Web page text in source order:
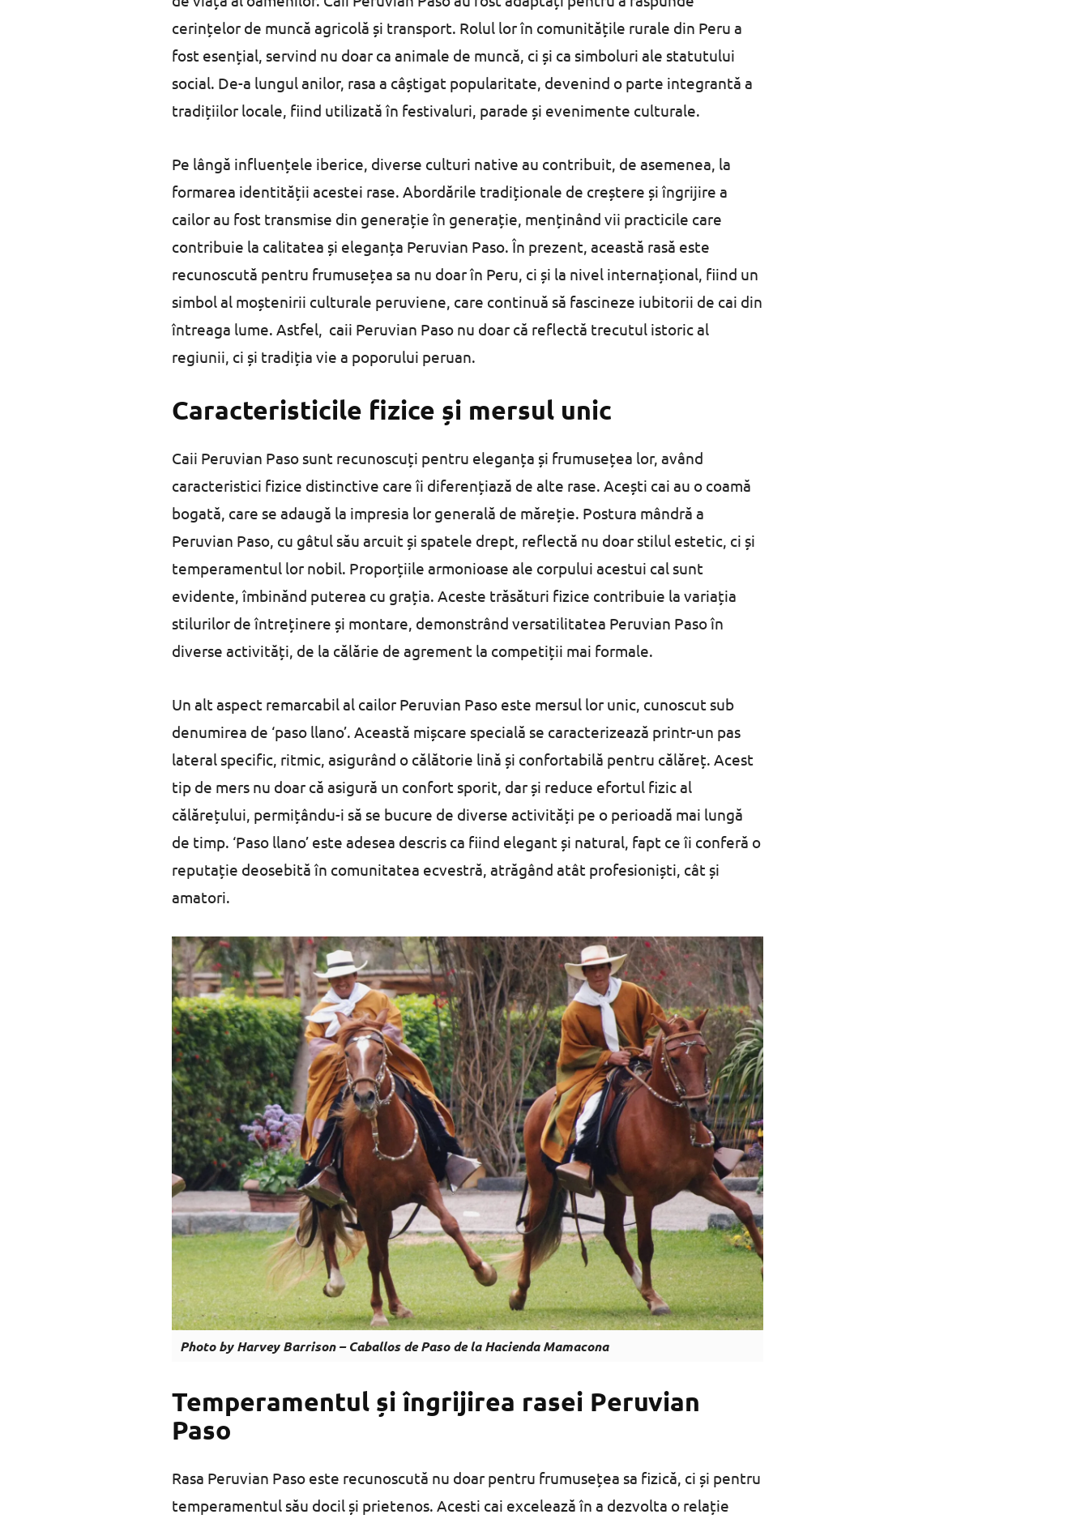
cerințelor de muncă agricolă și transport. Rolul lor în comunitățile rurale din Peru a
fost esențial, servind nu doar ca animale de muncă, ci și ca simboluri ale statutului
social. De-a lungul anilor, rasa a câștigat popularitate, devenind o parte integrantă a
tradițiilor locale, fiind utilizată în festivaluri, parade și evenimente culturale.
Pe lângă influențele iberice, diverse culturi native au contribuit, de asemenea, la
formarea identității acestei rase. Abordările tradiționale de creștere și îngrijire a
cailor au fost transmise din generație în generație, menținând vii practicile care
contribuie la calitatea și eleganța Peruvian Paso. În prezent, această rasă este
recunoscută pentru frumusețea sa nu doar în Peru, ci și la nivel internațional, fiind un
simbol al moștenirii culturale peruviene, care continuă să fascineze iubitorii de cai din
întreaga lume. Astfel, caii Peruvian Paso nu doar că reflectă trecutul istoric al
regiunii, ci și tradiția vie a poporului peruan.
Caracteristicile fizice și mersul unic
Caii Peruvian Paso sunt recunoscuți pentru eleganța și frumusețea lor, având
caracteristici fizice distinctive care îi diferențiază de alte rase. Acești cai au o coamă
bogată, care se adaugă la impresia lor generală de măreție. Postura mândră a
Peruvian Paso, cu gâtul său arcuit și spatele drept, reflectă nu doar stilul estetic, ci și
temperamentul lor nobil. Proporțiile armonioase ale corpului acestui cal sunt
evidente, îmbinănd puterea cu grația. Aceste trăsături fizice contribuie la variația
stilurilor de întreținere și montare, demonstrând versatilitatea Peruvian Paso în
diverse activități, de la călărie de agrement la competiții mai formale.
Un alt aspect remarcabil al cailor Peruvian Paso este mersul lor unic, cunoscut sub
denumirea de ‘paso llano’. Această mișcare specială se caracterizează printr-un pas
lateral specific, ritmic, asigurând o călătorie lină și confortabilă pentru călăreț. Acest
tip de mers nu doar că asigură un confort sporit, dar și reduce efortul fizic al
călărețului, permițându-i să se bucure de diverse activități pe o perioadă mai lungă
de timp. ‘Paso llano’ este adesea descris ca fiind elegant și natural, fapt ce îi conferă o
reputație deosebită în comunitatea ecvestră, atrăgând atât profesioniști, cât și
amatori.
Photo by Harvey Barrison – Caballos de Paso de la Hacienda Mamacona
Temperamentul și îngrijirea rasei Peruvian
Paso
Rasa Peruvian Paso este recunoscută nu doar pentru frumusețea sa fizică, ci și pentru
temperamentul său docil și prietenos. Acesti cai excelează în a dezvolta o relație